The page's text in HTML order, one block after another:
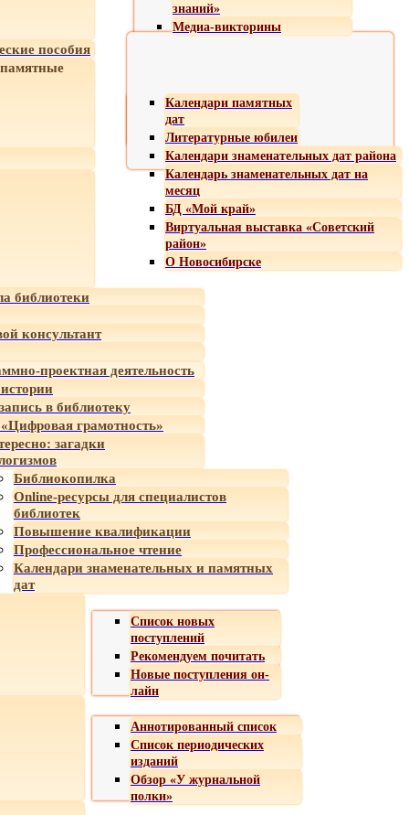
знаний»
Медиа-викторины
пособия
Календари памятных
дат
Литературные юбилеи
Календари знаменательных дат района
Календарь знаменательных дат на
месяц
БД «Мой край»
Виртуальная выставка «Советский
район»
О Новосибирске
библиотеки
консультант
проектная деятельность
в библиотеку
грамотность»
загадки
Библиокопилка
Online-ресурсы для специалистов
библиотек
Повышение квалификации
Профессиональное чтение
Календари знаменательных и памятных
дат
Список новых
поступлений
Рекомендуем почитать
Новые поступления он-
лайн
Аннотированный список
Список периодических
изданий
Обзор «У журнальной
полки»